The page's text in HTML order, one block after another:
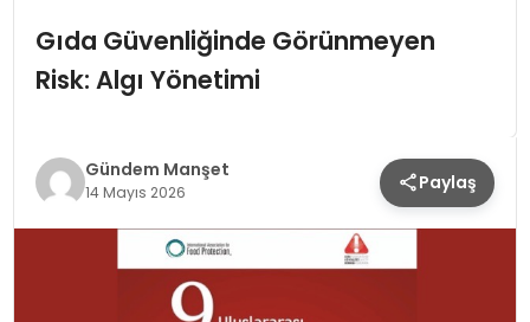
EKONOMI
TEKNOLOJI
YAŞAM
Gıda Güvenliğinde Görünmeyen
Risk: Algı Yönetimi
Gündem Manşet
14 Mayıs 2026 Paylaş